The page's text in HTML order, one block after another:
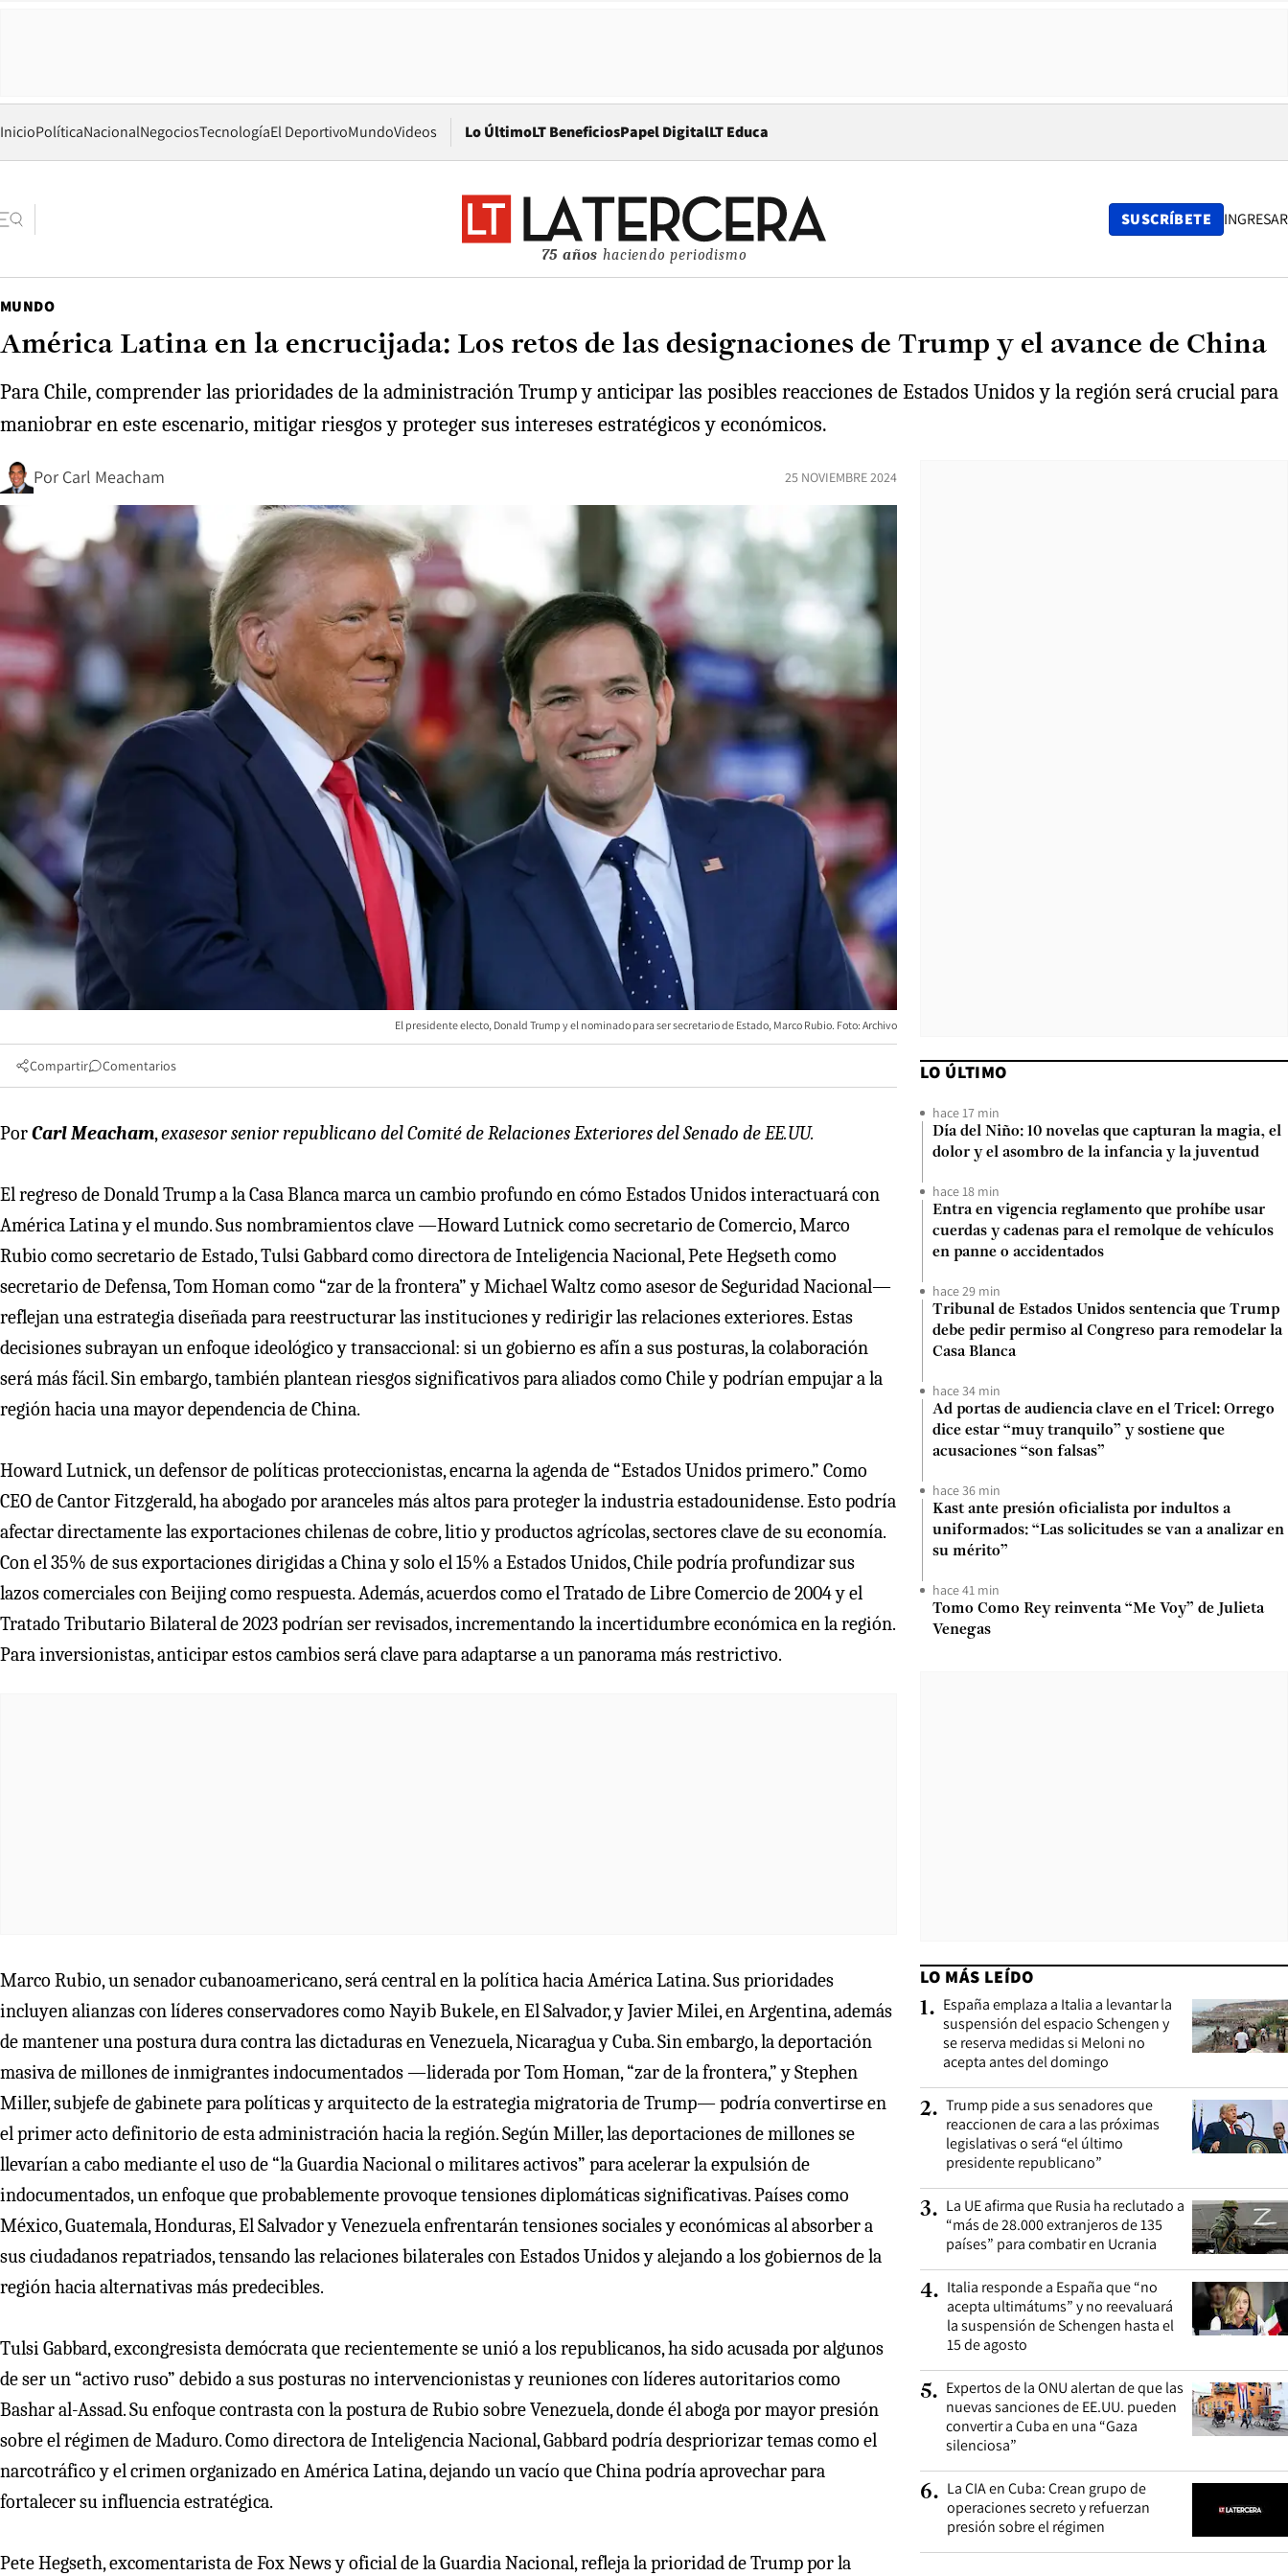
InicioPolíticaNacionalNegociosTecnologíaEl DeportivoMundoVideos Lo ÚltimoLT BeneficiosPapel DigitalOpens in new window
LT Educa
75 años haciendo periodismo
SUSCRÍBETE INGRESAR
MUNDO
América Latina en la encrucijada: Los retos de las designaciones de Trump y el avance de China
Para Chile, comprender las prioridades de la administración Trump y anticipar las posibles reacciones de Estados Unidos y la región será crucial para
maniobrar en este escenario, mitigar riesgos y proteger sus intereses estratégicos y económicos.
Por Carl Meacham 25 NOVIEMBRE 2024
El presidente electo, Donald Trump y el nominado para ser secretario de Estado, Marco Rubio. Foto: Archivo
Compartir Comentarios
PorCarl Meacham,exasesor senior republicano del Comité de Relaciones Exteriores del Senado de EE.UU.
El regreso de Donald Trump a la Casa Blanca marca un cambio profundo en cómo Estados Unidos interactuará con
América Latina y el mundo. Sus nombramientos clave —Howard Lutnick como secretario de Comercio, Marco
Rubio como secretario de Estado, Tulsi Gabbard como directora de Inteligencia Nacional, Pete Hegseth como
secretario de Defensa, Tom Homan como “zar de la frontera” y Michael Waltz como asesor de Seguridad Nacional—
reflejan una estrategia diseñada para reestructurar las instituciones y redirigir las relaciones exteriores. Estas
decisiones subrayan un enfoque ideológico y transaccional: si un gobierno es afín a sus posturas, la colaboración
será más fácil. Sin embargo, también plantean riesgos significativos para aliados como Chile y podrían empujar a la
región hacia una mayor dependencia de China.
Howard Lutnick, un defensor de políticas proteccionistas, encarna la agenda de “Estados Unidos primero.” Como
CEO de Cantor Fitzgerald, ha abogado por aranceles más altos para proteger la industria estadounidense. Esto podría
afectar directamente las exportaciones chilenas de cobre, litio y productos agrícolas, sectores clave de su economía.
Con el 35% de sus exportaciones dirigidas a China y solo el 15% a Estados Unidos, Chile podría profundizar sus
lazos comerciales con Beijing como respuesta. Además, acuerdos como el Tratado de Libre Comercio de 2004 y el
Tratado Tributario Bilateral de 2023 podrían ser revisados, incrementando la incertidumbre económica en la región.
Para inversionistas, anticipar estos cambios será clave para adaptarse a un panorama más restrictivo.
Marco Rubio, un senador cubanoamericano, será central en la política hacia América Latina. Sus prioridades
incluyen alianzas con líderes conservadores como Nayib Bukele, en El Salvador, y Javier Milei, en Argentina, además
de mantener una postura dura contra las dictaduras en Venezuela, Nicaragua y Cuba. Sin embargo, la deportación
masiva de millones de inmigrantes indocumentados —liderada por Tom Homan, “zar de la frontera,” y Stephen
Miller, subjefe de gabinete para políticas y arquitecto de la estrategia migratoria de Trump— podría convertirse en
el primer acto definitorio de esta administración hacia la región. Según Miller, las deportaciones de millones se
llevarían a cabo mediante el uso de “la Guardia Nacional o militares activos” para acelerar la expulsión de
indocumentados, un enfoque que probablemente provoque tensiones diplomáticas significativas. Países como
México, Guatemala, Honduras, El Salvador y Venezuela enfrentarán tensiones sociales y económicas al absorber a
sus ciudadanos repatriados, tensando las relaciones bilaterales con Estados Unidos y alejando a los gobiernos de la
región hacia alternativas más predecibles.
Tulsi Gabbard, excongresista demócrata que recientemente se unió a los republicanos, ha sido acusada por algunos
de ser un “activo ruso” debido a sus posturas no intervencionistas y reuniones con líderes autoritarios como
Bashar al-Assad. Su enfoque contrasta con la postura de Rubio sobre Venezuela, donde él aboga por mayor presión
sobre el régimen de Maduro. Como directora de Inteligencia Nacional, Gabbard podría despriorizar temas como el
narcotráfico y el crimen organizado en América Latina, dejando un vacío que China podría aprovechar para
fortalecer su influencia estratégica.
Pete Hegseth, excomentarista de Fox News y oficial de la Guardia Nacional, refleja la prioridad de Trump por la
LO ÚLTIMO
hace 17 min
Día del Niño: 10 novelas que capturan la magia, el
dolor y el asombro de la infancia y la juventud
hace 18 min
Entra en vigencia reglamento que prohíbe usar
cuerdas y cadenas para el remolque de vehículos
en panne o accidentados
hace 29 min
Tribunal de Estados Unidos sentencia que Trump
debe pedir permiso al Congreso para remodelar la
Casa Blanca
hace 34 min
Ad portas de audiencia clave en el Tricel: Orrego
dice estar “muy tranquilo” y sostiene que
acusaciones “son falsas”
hace 36 min
Kast ante presión oficialista por indultos a
uniformados: “Las solicitudes se van a analizar en
su mérito”
hace 41 min
Tomo Como Rey reinventa “Me Voy” de Julieta
Venegas
LO MÁS LEÍDO
1. España emplaza a Italia a levantar la
suspensión del espacio Schengen y
se reserva medidas si Meloni no
acepta antes del domingo
2. Trump pide a sus senadores que
reaccionen de cara a las próximas
legislativas o será “el último
presidente republicano”
3. La UE afirma que Rusia ha reclutado a
“más de 28.000 extranjeros de 135
países” para combatir en Ucrania
4. Italia responde a España que “no
acepta ultimátums” y no reevaluará
la suspensión de Schengen hasta el
15 de agosto
5. Expertos de la ONU alertan de que las
nuevas sanciones de EE.UU. pueden
convertir a Cuba en una “Gaza
silenciosa”
6. La CIA en Cuba: Crean grupo de
operaciones secreto y refuerzan
presión sobre el régimen